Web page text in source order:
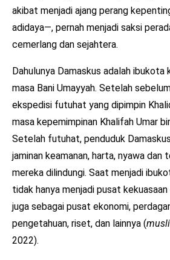
akibat menjadi ajang perang
adidaya—, pernah menjadi saksi
cemerlang dan sejahtera.
Dahulunya Damaskus adalah ibukota
masa Bani Umayyah. Setelah
ekspedisi futuhat yang dipimpin
masa kepemimpinan Khalifah Umar
Setelah futuhat, penduduk
jaminan keamanan, harta, nyawa dan
mereka dilindungi. Saat menjadi
tidak hanya menjadi pusat
juga sebagai pusat ekonomi,
pengetahuan, riset, dan lainnya (
2022).